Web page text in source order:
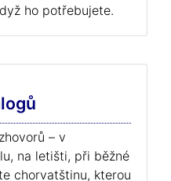
ho potřebujete.
– v
na letišti, při běžné
chorvatštinu, kterou